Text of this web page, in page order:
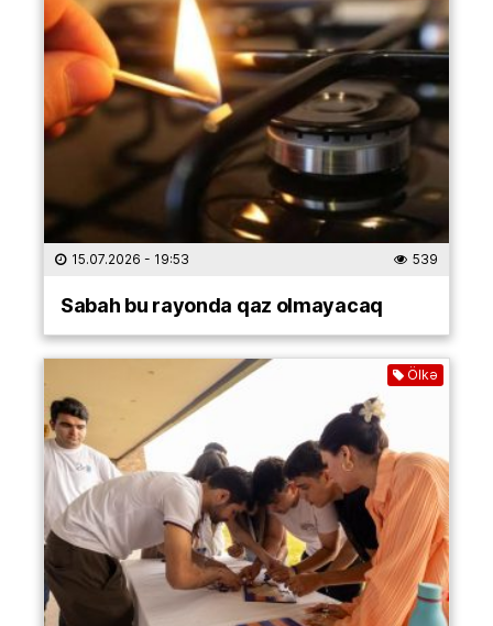
15.07.2026 - 19:53 539
Sabah bu rayonda qaz olmayacaq
Ölkə